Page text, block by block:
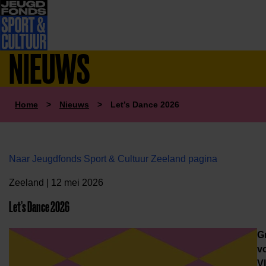
NIEUWS
Home > Nieuws > Let’s Dance 2026
Naar Jeugdfonds Sport & Cultuur Zeeland pagina
Zeeland | 12 mei 2026
Let’s Dance 2026